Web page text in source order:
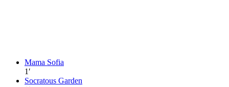
Mama Sofia
1′
Socratous Garden